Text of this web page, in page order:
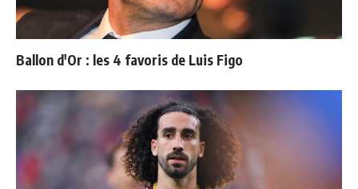
Ballon d'Or : les 4 favoris de Luis Figo